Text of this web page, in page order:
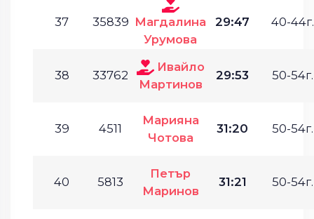
37 35839 Магдалина
Урумова
29:47 40-44г.
38 33762
Ивайло
Мартинов
29:53 50-54г.
39 4511
Марияна
Чотова
31:20 50-54г.
40 5813
Петър
Маринов
31:21 50-54г.